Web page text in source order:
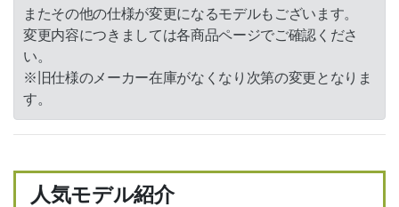
またその他の仕様が変更になるモデルもございます。
変更内容につきましては各商品ページでご確認くださ
い。
※旧仕様のメーカー在庫がなくなり次第の変更となりま
す。
人気モデル紹介